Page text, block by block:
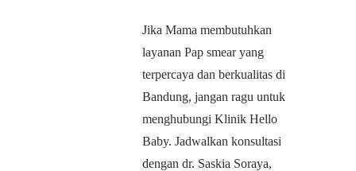
Jika Mama membutuhkan
layanan Pap smear yang
terpercaya dan berkualitas di
Bandung, jangan ragu untuk
menghubungi Klinik Hello
Baby. Jadwalkan konsultasi
dengan dr. Saskia Soraya,